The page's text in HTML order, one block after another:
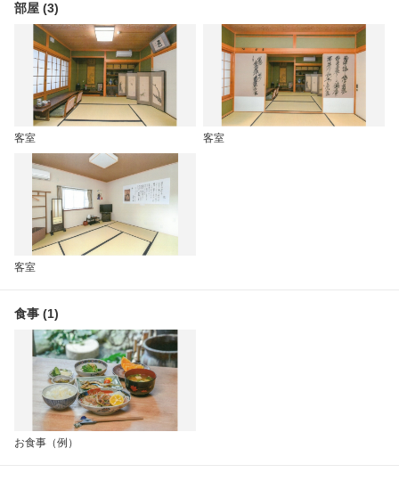
部屋 (3)
客室 客室
客室
食事 (1)
お食事（例）